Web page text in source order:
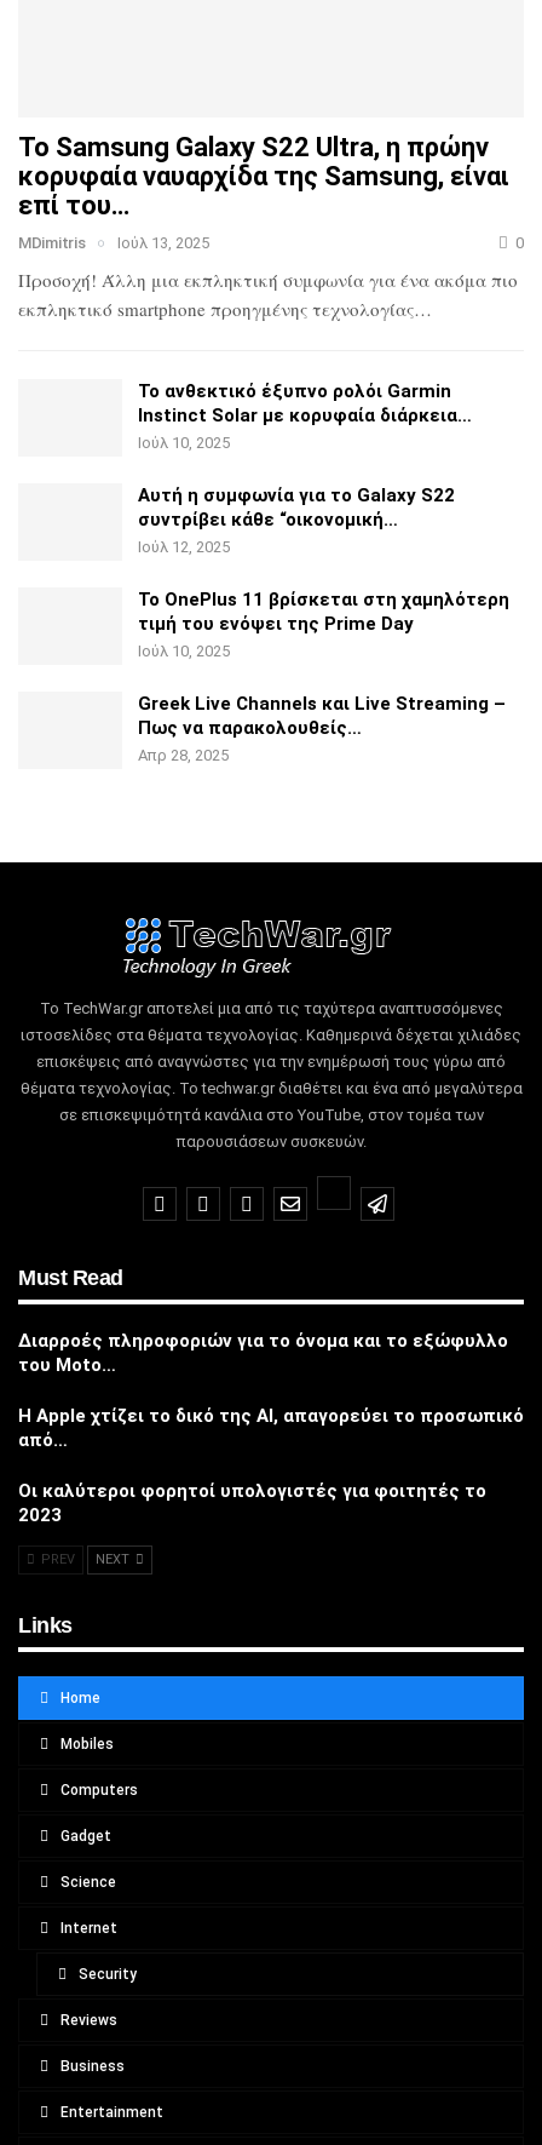
Το Samsung Galaxy S22 Ultra, η πρώην
κορυφαία ναυαρχίδατης Samsung, είναι
επί του…
MDimitris Ιούλ 13, 2025 0
Προσοχή! Άλλη μια εκπληκτική συμφωνία για ένα ακόμα πιο
εκπληκτικό smartphone προηγμένης τεχνολογίας…
Το ανθεκτικό έξυπνο ρολόι Garmin
Instinct Solar με κορυφαία διάρκεια…
Ιούλ 10, 2025
Αυτή η συμφωνία για το Galaxy S22
συντρίβει κάθε “οικονομική…
Ιούλ 12, 2025
Το OnePlus 11 βρίσκεται στη χαμηλότερη
τιμή του ενόψει της Prime Day
Ιούλ 10, 2025
Greek Live Channels και Live Streaming –
Πως να παρακολουθείς…
Απρ 28, 2025
Το TechWar.gr αποτελεί μια από τις ταχύτερα αναπτυσσόμενες
ιστοσελίδες στα θέματα τεχνολογίας. Καθημερινά δέχεται χιλιάδες
επισκέψεις από αναγνώστες για την ενημέρωσή τους γύρω από
θέματα τεχνολογίας. Το techwar.gr διαθέτει και ένα από μεγαλύτερα
σε επισκεψιμότητά κανάλια στο YouTube, στον τομέα των
παρουσιάσεων συσκευών.
Must Read
Διαρροές πληροφοριών για το όνομα και το εξώφυλλο
του Moto…
Η Apple χτίζει το δικό της AI, απαγορεύει το προσωπικό
από…
Οι καλύτεροι φορητοί υπολογιστές για φοιτητές το
2023
PREV NEXT
Links
Home
Mobiles
Computers
Gadget
Science
Internet
Security
Reviews
Business
Entertainment